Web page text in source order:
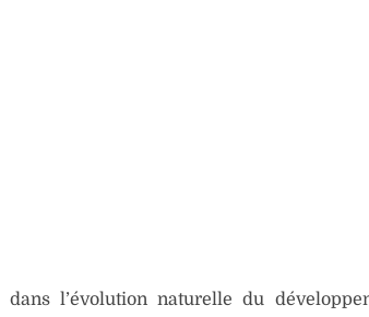
l’évolution naturelle du